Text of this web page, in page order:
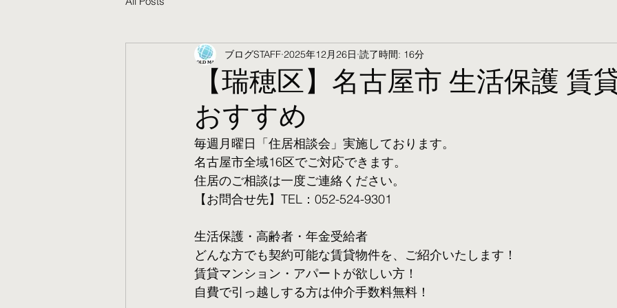
【瑞穂区】名古屋市 生活保護 賃
おすすめ
ブログSTAFF 2025年12月26日 読了時間: 16分
毎週月曜日「住居相談会」実施しております。
名古屋市全域16区でご対応できます。
住居のご相談は一度ご連絡ください。
【お問合せ先】TEL：052-524-9301
生活保護・高齢者・年金受給者
​どんな方でも契約可能な賃貸物件を、ご紹介いたします！
賃貸マンション・アパートが欲しい方！
自費で引っ越しする方は仲介手数料無料！